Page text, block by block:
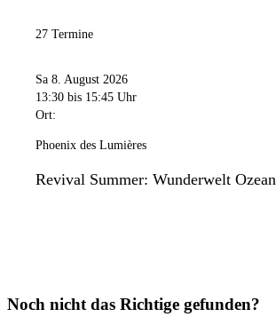
27 Termine
Sa 8. August 2026
13:30 bis 15:45 Uhr
Ort:
Phoenix des Lumières
Revival Summer: Wunderwelt Ozean
Noch nicht das Richtige gefunden?